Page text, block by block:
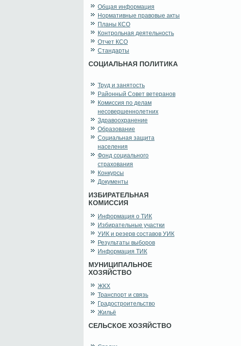
Общая информация
Нормативные правовые акты
Планы КСО
Контрольная деятельность
Отчет КСО
Стандарты
СОЦИАЛЬНАЯ ПОЛИТИКА
Труд и занятость
Районный Совет ветеранов
Комиссия по делам
несовершеннолетних
Здравоохранение
Образование
Социальная защита
населения
Фонд социального
страхования
Конкурсы
Документы
ИЗБИРАТЕЛЬНАЯ
КОМИССИЯ
Информация о ТИК
Избирательные участки
УИК и резерв составов УИК
Результаты выборов
Информация ТИК
МУНИЦИПАЛЬНОЕ
ХОЗЯЙСТВО
ЖКХ
Транспорт и связь
Градостроительство
Жильё
СЕЛЬСКОЕ ХОЗЯЙСТВО